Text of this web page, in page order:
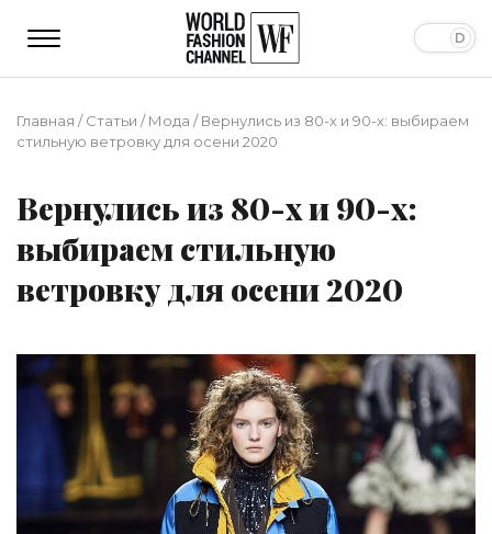
Главная /Статьи /Мода /Вернулись из 80-х и 90-х: выбираем
стильную ветровку для осени 2020
Вернулись из 80-х и 90-х:
выбираем стильную
ветровку для осени 2020